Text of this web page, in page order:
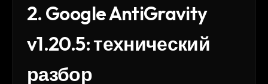
2. Google AntiGravity
v1.20.5: технический
разбор